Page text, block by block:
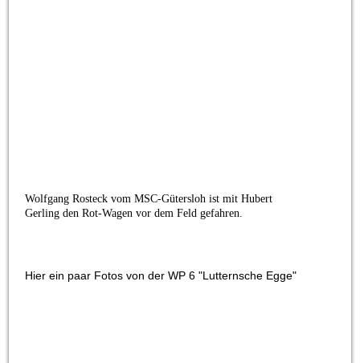
Wolfgang Rosteck vom MSC-Gütersloh ist mit Hubert
Gerling den Rot-Wagen vor dem Feld gefahren.
Hier ein paar Fotos von der WP 6 "Lutternsche Egge"